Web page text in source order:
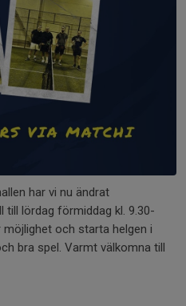
har vi nu ändrat
till lördag förmiddag kl. 9.30-
och starta helgen i
bra spel. Varmt välkomna till